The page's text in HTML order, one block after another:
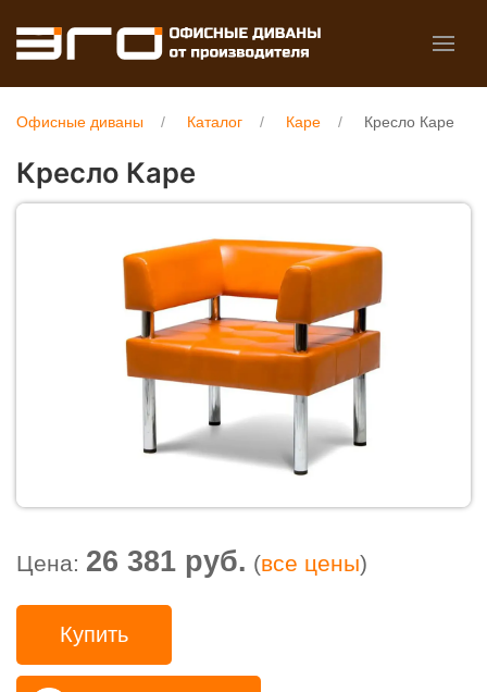
Офисные диваны Каталог Каре Кресло Каре
Кресло Каре
Цена: 26 381 руб. (все цены)
Купить